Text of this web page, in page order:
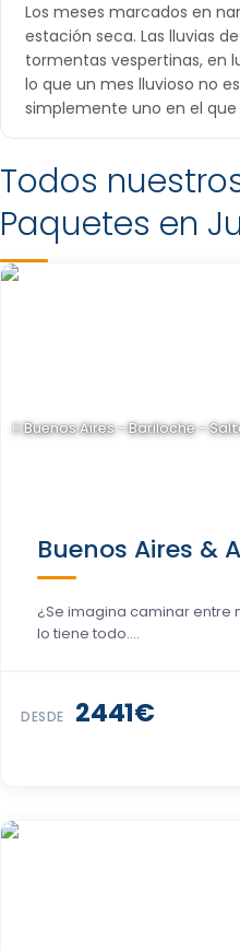
Los meses marcados en
estación seca. Las lluvias
tormentas vespertinas, en
lo que un mes lluvioso no
simplemente uno en el
Todos
Paquetes en
Buenos Aires - Bariloche -
Buenos Aires &
¿Se imagina caminar entre
lo tiene todo....
DESDE 2441€